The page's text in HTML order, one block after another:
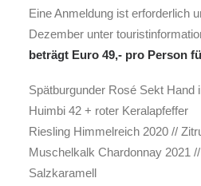
Eine Anmeldung ist erforderlich
Dezember unter
beträgt Euro 49,- pro Person
Spätburgunder Rosé Sekt Hand
Huimbi 42 + roter Keralapfeffer
Riesling Himmelreich 2020 //
Muschelkalk Chardonnay 2021
Salzkaramell